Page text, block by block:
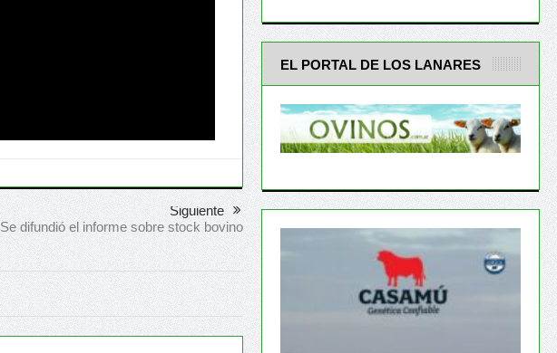
Siguiente
Se difundió el informe sobre stock bovino
EL PORTAL DE LOS LANARES